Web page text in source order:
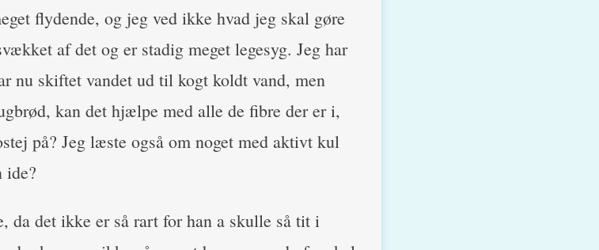
flydende, og jeg ved ikke hvad jeg skal gøre
af det og er stadig meget legesyg. Jeg har
nu skiftet vandet ud til kogt koldt vand, men
kan det hjælpe med alle de fibre der er i,
på? Jeg læste også om noget med aktivt kul
ide?
da det ikke er så rart for han a skulle så tit i